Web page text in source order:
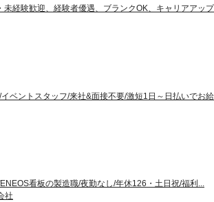
未経験歓迎、経験者優遇、ブランクOK、キャリアアップ
ベントスタッフ/来社&面接不要/激短1日～日払いでお給
看板の製造職/夜勤なし/年休126・土日祝/福利...
社